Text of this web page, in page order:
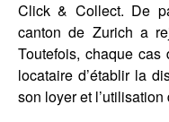
Click & Collect. De
canton de Zurich a
Toutefois, chaque cas
locataire d’établir la
son loyer et